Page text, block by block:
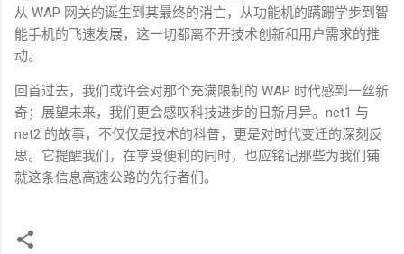
从 WAP 网关的诞生到其最终的消亡，从功能机的蹒跚学步到智
能手机的飞速发展，这一切都离不开技术创新和用户需求的推
动。
回首过去，我们或许会对那个充满限制的 WAP 时代感到一丝新
奇；展望未来，我们更会感叹科技进步的日新月异。 net1 与
net2 的故事，不仅仅是技术的科普，更是对时代变迁的深刻反
思。它提醒我们，在享受便利的同时，也应铭记那些为我们铺
就这条信息高速公路的先行者们。